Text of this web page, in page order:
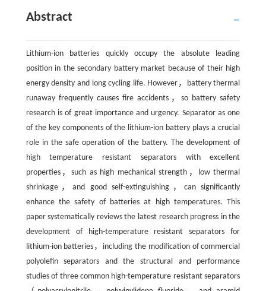
Abstract
Lithium-ion batteries quickly occupy the absolute leading
position in the secondary battery market because of their high
energy density and long cycling life. However，battery thermal
runaway frequently causes fire accidents，so battery safety
research is of great importance and urgency. Separator as one
of the key components of the lithium-ion battery plays a crucial
role in the safe operation of the battery. The development of
high temperature resistant separators with excellent
properties，such as high mechanical strength，low thermal
shrinkage，and good self-extinguishing，can significantly
enhance the safety of batteries at high temperatures. This
paper systematically reviews the latest research progress in the
development of high-temperature resistant separators for
lithium-ion batteries，including the modification of commercial
polyolefin separators and the structural and performance
studies of three common high-temperature resistant separators